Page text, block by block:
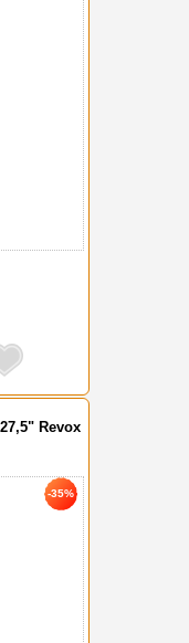
Revox
-35%